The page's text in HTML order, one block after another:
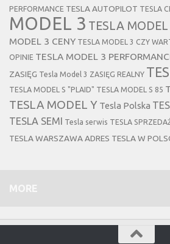
PERFORMANCE TESLA AUTOPILOT TESLA
MODEL 3 TESLA
MODEL 3 CENY TESLA MODEL 3 CZY
OPINIE TESLA MODEL 3
ZASIĘG Tesla Model 3 ZASIĘG REALNY
TESLA MODEL S "PLAID" TESLA MODEL S 85
TESLA MODEL Y Tesla Polska
TESLA SEMI Tesla serwis TESLA
TESLA WARSZAWA ADRES TESLA W
MORE